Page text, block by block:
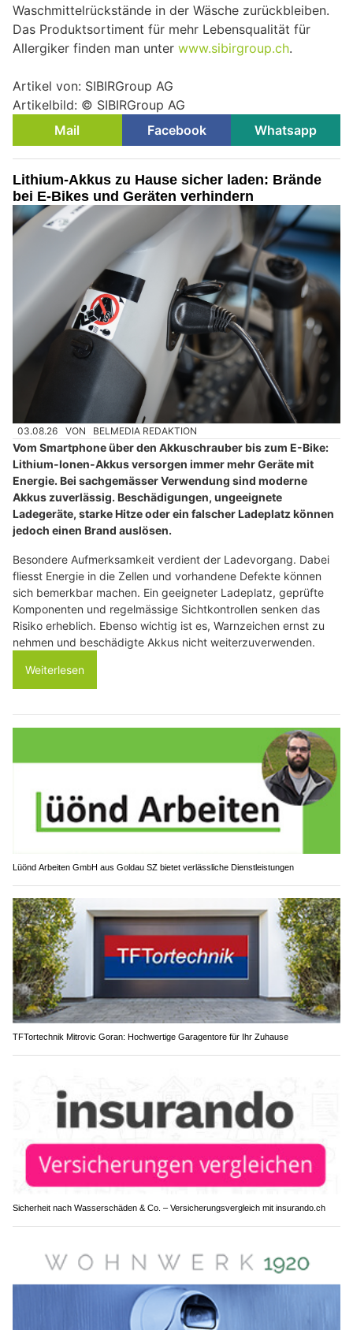
Waschmittelrückstände in der Wäsche zurückbleiben.
Das Produktsortiment für mehr Lebensqualität für
Allergiker finden man unter www.sibirgroup.ch.
Artikel von: SIBIRGroup AG
Artikelbild: © SIBIRGroup AG
Mail
Facebook Whatsapp
Lithium-Akkus zu Hause sicher laden: Brände
bei E-Bikes und Geräten verhindern
03.08.26 VON BELMEDIA REDAKTION
Vom Smartphone über den Akkuschrauber bis zum E-Bike:
Lithium-Ionen-Akkus versorgen immer mehr Geräte mit
Energie. Bei sachgemässer Verwendung sind moderne
Akkus zuverlässig. Beschädigungen, ungeeignete
Ladegeräte, starke Hitze oder ein falscher Ladeplatz können
jedoch einen Brand auslösen.
Besondere Aufmerksamkeit verdient der Ladevorgang. Dabei
fliesst Energie in die Zellen und vorhandene Defekte können
sich bemerkbar machen. Ein geeigneter Ladeplatz, geprüfte
Komponenten und regelmässige Sichtkontrollen senken das
Risiko erheblich. Ebenso wichtig ist es, Warnzeichen ernst zu
nehmen und beschädigte Akkus nicht weiterzuverwenden.
Weiterlesen
Lüönd Arbeiten GmbH aus Goldau SZ bietet verlässliche Dienstleistungen
TFTortechnik Mitrovic Goran: Hochwertige Garagentore für Ihr Zuhause
Sicherheit nach Wasserschäden & Co. – Versicherungsvergleich mit insurando.ch